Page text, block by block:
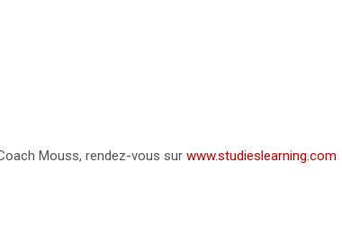
Mouss, rendez-vous sur www.studieslearning.com